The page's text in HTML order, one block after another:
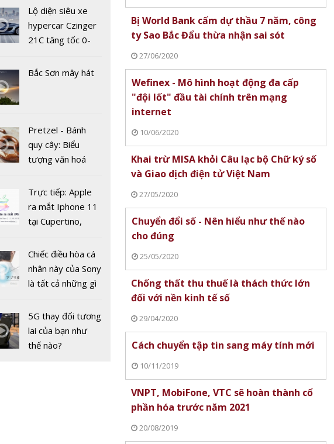
Giữ nguyên giá trị
bắt đầu tuần mới
Dự báo giá vàng
hôm nay 14/9:
chiều tăng giá
hàng tại khu dịch
vụ trong dịch
Covid-19
Lộ diện siêu xe
hypercar Czinger
21C tăng tốc 0-
2 giây
Bắc Sơn mây hát
Pretzel - Bánh
quy cây: Biểu
tượng văn hoá
tranh cãi về nguồn
gốc
Trực tiếp: Apple
ra mắt Iphone 11
tại Cupertino,
Chiếc điều hòa cá
nhân này của Sony
là tất cả những gì
sót qua mùa hè
nóng nực
5G thay đổi tương
lai của bạn như
thế nào?
Bị World Bank cấm dự thầu 7 năm, công
ty Sao Bắc Đẩu thừa nhận sai sót
27/06/2020
Wefinex - Mô hình hoạt động đa cấp
"đội lốt" đầu tài chính trên mạng
internet
10/06/2020
Khai trừ MISA khỏi Câu lạc bộ Chữ ký số
và Giao dịch điện tử Việt Nam
27/05/2020
Chuyển đổi số - Nên hiểu như thế nào
cho đúng
25/05/2020
Chống thất thu thuế là thách thức lớn
đối với nền kinh tế số
29/04/2020
Cách chuyển tập tin sang máy tính mới
10/11/2019
VNPT, MobiFone, VTC sẽ hoàn thành cổ
phần hóa trước năm 2021
20/08/2019